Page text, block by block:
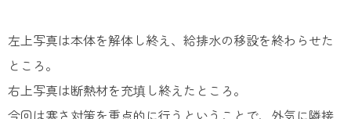
左上写真は本体を解体し終え、給排水の移設を終わらせた
ところ。
右上写真は断熱材を充填し終えたところ。
今回は寒さ対策を重点的に行うということで、外気に隣接